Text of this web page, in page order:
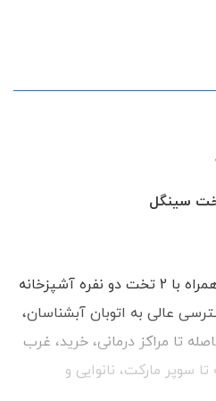
آپارتمان دارای 2 اتاق خواب همراه با 2 تخت دو نفره آشپزخانه
عالی به اتوبان آبشناسان،
تا مراکز درمانی، خرید، غرب
فاصله تا سوپر مارکت، نانوایی و